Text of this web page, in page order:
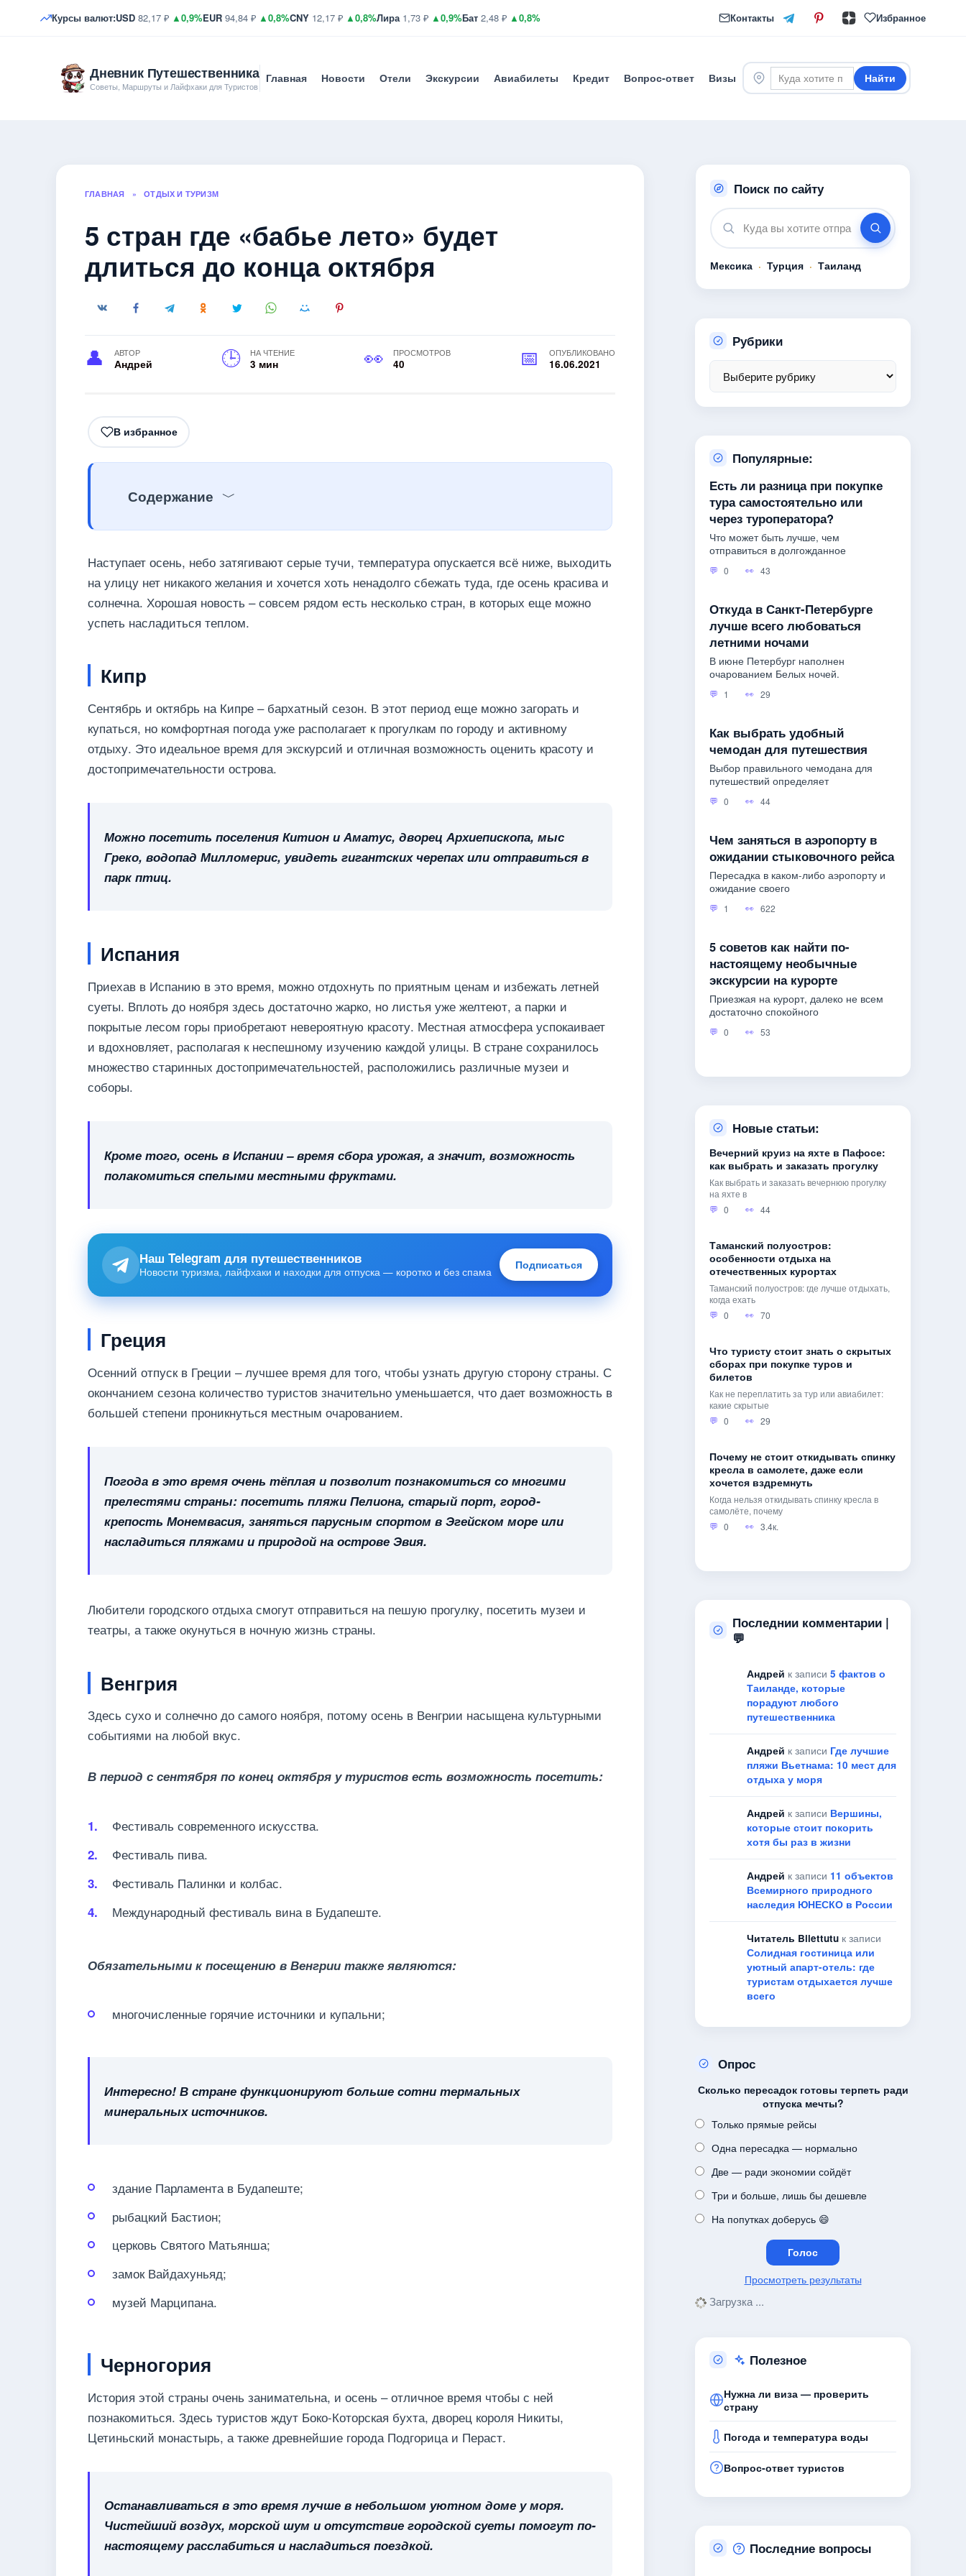
Курсы валют:USD 82,17 ₽ ▲0,9%EUR 94,84 ₽ ▲0,8%CNY 12,17 ₽ ▲0,8%Лира1,73 ₽ ▲0,9%Бат 2,48 ₽ ▲0,8% Контакты Избранное
Дневник Путешественника
Советы, Маршруты и Лайфхаки для Туристов
Главная Новости Отели Экскурсии Авиабилеты Кредит Вопрос-ответ Визы Найти
ГЛАВНАЯ » ОТДЫХ И ТУРИЗМ
5 стран где «бабье лето» будет
длиться до конца октября
АВТОР
Андрей
НА ЧТЕНИЕ
3 мин
ПРОСМОТРОВ
40
ОПУБЛИКОВАНО
16.06.2021
В избранное
Содержание
Наступает осень, небо затягивают серые тучи, температура опускается всё ниже, выходить
на улицу нет никакого желания и хочется хоть ненадолго сбежать туда, где осень красива и
солнечна. Хорошая новость – совсем рядом есть несколько стран, в которых еще можно
успеть насладиться теплом.
Кипр
Сентябрь и октябрь на Кипре – бархатный сезон. В этот период еще можно загорать и
купаться, но комфортная погода уже располагает к прогулкам по городу и активному
отдыху. Это идеальное время для экскурсий и отличная возможность оценить красоту и
достопримечательности острова.
Можно посетить поселения Китион и Аматус, дворец Архиепископа, мыс
Греко, водопад Милломерис, увидеть гигантских черепах или отправиться в
парк птиц.
Испания
Приехав в Испанию в это время, можно отдохнуть по приятным ценам и избежать летней
суеты. Вплоть до ноября здесь достаточно жарко, но листья уже желтеют, а парки и
покрытые лесом горы приобретают невероятную красоту. Местная атмосфера успокаивает
и вдохновляет, располагая к неспешному изучению каждой улицы. В стране сохранилось
множество старинных достопримечательностей, расположились различные музеи и
соборы.
Кроме того, осень в Испании – время сбора урожая, а значит, возможность
полакомиться спелыми местными фруктами.
Наш Telegram для путешественников
Новости туризма, лайфхаки и находки для отпуска — коротко и без спама
Подписаться
Греция
Осенний отпуск в Греции – лучшее время для того, чтобы узнать другую сторону страны. С
окончанием сезона количество туристов значительно уменьшается, что дает возможность в
большей степени проникнуться местным очарованием.
Погода в это время очень тёплая и позволит познакомиться со многими
прелестями страны: посетить пляжи Пелиона, старый порт, город-
крепость Монемвасия, заняться парусным спортом в Эгейском море или
насладиться пляжами и природой на острове Эвия.
Любители городского отдыха смогут отправиться на пешую прогулку, посетить музеи и
театры, а также окунуться в ночную жизнь страны.
Венгрия
Здесь сухо и солнечно до самого ноября, потому осень в Венгрии насыщена культурными
событиями на любой вкус.
В период с сентября по конец октября у туристов есть возможность посетить:
Фестиваль современного искусства.
Фестиваль пива.
Фестиваль Палинки и колбас.
Международный фестиваль вина в Будапеште.
Обязательными к посещению в Венгрии также являются:
многочисленные горячие источники и купальни;
Интересно! В стране функционируют больше сотни термальных
минеральных источников.
здание Парламента в Будапеште;
рыбацкий Бастион;
церковь Святого Матьянша;
замок Вайдахуньяд;
музей Марципана.
Черногория
История этой страны очень занимательна, и осень – отличное время чтобы с ней
познакомиться. Здесь туристов ждут Боко-Которская бухта, дворец короля Никиты,
Цетиньский монастырь, а также древнейшие города Подгорица и Пераст.
Останавливаться в это время лучше в небольшом уютном доме у моря.
Чистейший воздух, морской шум и отсутствие городской суеты помогут по-
настоящему расслабиться и насладиться поездкой.
Поиск по сайту
Мексика · Турция · Таиланд
Рубрики
Популярные:
Есть ли разница при покупке
тура самостоятельно или
через туроператора?
Что может быть лучше, чем
отправиться в долгожданное
0 43
Откуда в Санкт-Петербурге
лучше всего любоваться
летними ночами
В июне Петербург наполнен
очарованием Белых ночей.
1 29
Как выбрать удобный
чемодан для путешествия
Выбор правильного чемодана для
путешествий определяет
0 44
Чем заняться в аэропорту в
ожидании стыковочного рейса
Пересадка в каком-либо аэропорту и
ожидание своего
1 622
5 советов как найти по-
настоящему необычные
экскурсии на курорте
Приезжая на курорт, далеко не всем
достаточно спокойного
0 53
Новые статьи:
Вечерний круиз на яхте в Пафосе:
как выбрать и заказать прогулку
Как выбрать и заказать вечернюю прогулку
на яхте в
0
44
Таманский полуостров:
особенности отдыха на
отечественных курортах
Таманский полуостров: где лучше отдыхать,
когда ехать
0
70
Что туристу стоит знать о скрытых
сборах при покупке туров и
билетов
Как не переплатить за тур или авиабилет:
какие скрытые
0
29
Почему не стоит откидывать спинку
кресла в самолете, даже если
хочется вздремнуть
Когда нельзя откидывать спинку кресла в
самолёте, почему
0
3.4к.
Последнии комментарии |
💬
Андрей к записи 5 фактов о
Таиланде, которые
порадуют любого
путешественника
Андрей к записи Где лучшие
пляжи Вьетнама: 10 мест для
отдыха у моря
Андрей к записи Вершины,
которые стоит покорить
хотя бы раз в жизни
Андрей к записи 11 объектов
Всемирного природного
наследия ЮНЕСКО в России
Читатель Bilettutu к записи
Солидная гостиница или
уютный апарт-отель: где
туристам отдыхается лучше
всего
Опрос
Сколько пересадок готовы терпеть ради
отпуска мечты?
Только прямые рейсы
Одна пересадка — нормально
Две — ради экономии сойдёт
Три и больше, лишь бы дешевле
На попутках доберусь 😄
Просмотреть результаты
Загрузка ...
Полезное
Нужна ли виза — проверить
страну
Погода и температура воды
Вопрос-ответ туристов
Последние вопросы